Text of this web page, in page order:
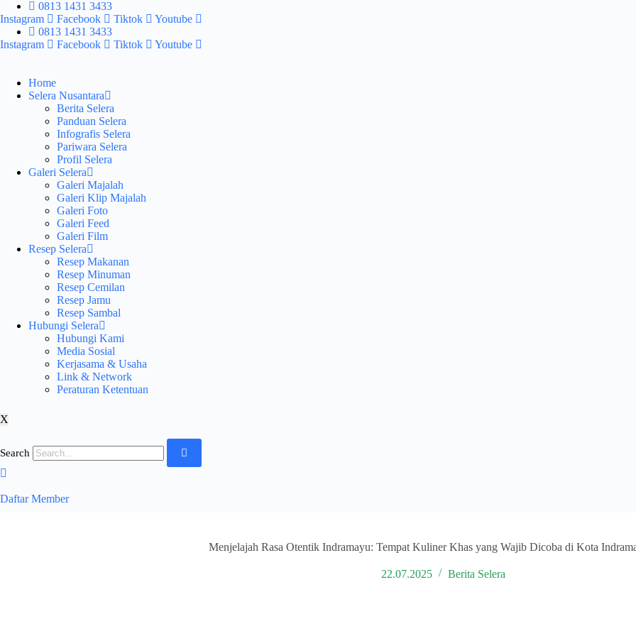
Skip
to
content
0813 1431 3433
Instagram
Facebook Tiktok
Youtube
0813 1431 3433
Instagram
Facebook Tiktok Youtube
Home
Selera Nusantara
Berita Selera
Panduan Selera
Infografis Selera
Pariwara Selera
Profil Selera
Galeri Selera
Galeri Majalah
Galeri Klip Majalah
Galeri Foto
Galeri Feed
Galeri Film
Resep Selera
Resep Makanan
Resep Minuman
Resep Cemilan
Resep Jamu
Resep Sambal
Hubungi Selera
Hubungi Kami
Media Sosial
Kerjasama & Usaha
Link & Network
Peraturan Ketentuan
X
Search
Daftar Member
Menjelajah Rasa Otentik Indramayu: Tempat Kuliner Khas yang Wajib Dicoba di Kota
22.07.2025 Berita Selera